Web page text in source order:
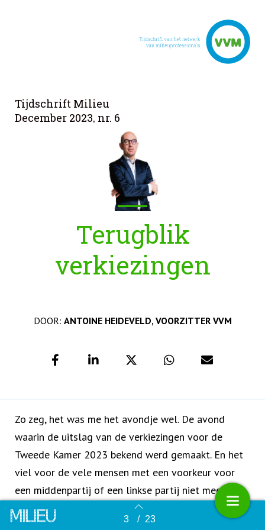
Terug naar overzicht 3 / 23
Tijdschrift Milieu
December 2023, nr. 6
Terugblik
verkiezingen
DOOR: ANTOINE HEIDEVELD, VOORZITTER VVM
Zo zeg, het was me het avondje wel. De avond
waarin de uitslag van de verkiezingen voor de
Tweede Kamer 2023 bekend werd gemaakt. En het
viel voor de vele mensen met een voorkeur voor
een middenpartij of een linkse partij niet mee. Ook
mensen die voorstander zijn van een strenger
klimaatbeleid waren teleurgesteld. Laat staan de